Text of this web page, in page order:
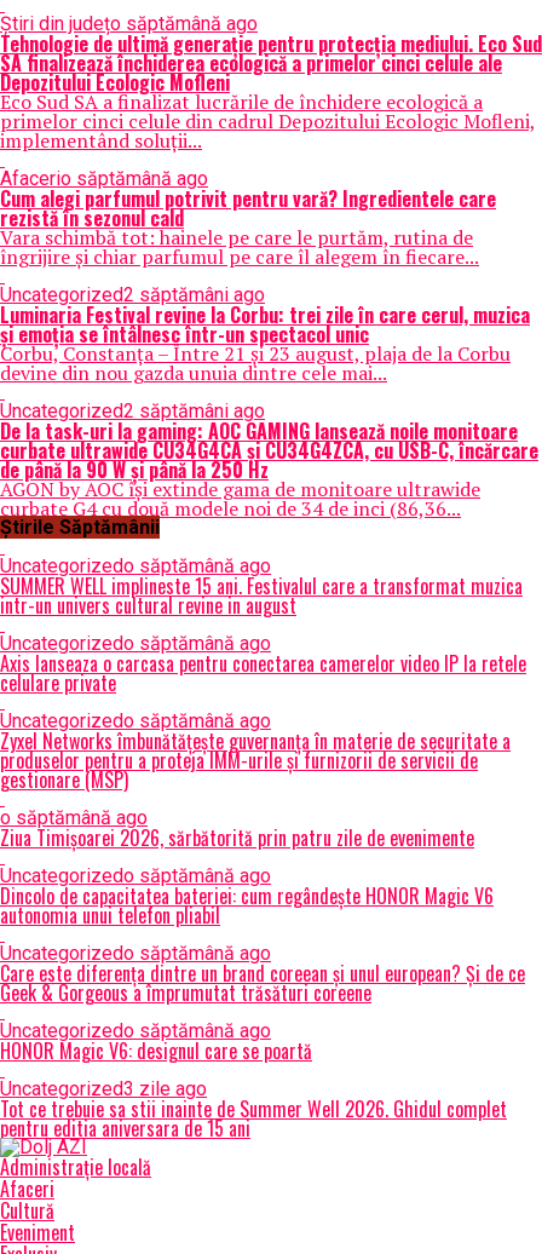
Știri din județo săptămână ago
Tehnologie de ultimă generație pentru protecția mediului. Eco Sud
SA finalizează închiderea ecologică a primelor cinci celule ale
Depozitului Ecologic Mofleni
Eco Sud SA a finalizat lucrările de închidere ecologică a
primelor cinci celule din cadrul Depozitului Ecologic Mofleni,
implementând soluții...
Afacerio săptămână ago
Cum alegi parfumul potrivit pentru vară? Ingredientele care
rezistă în sezonul cald
Vara schimbă tot: hainele pe care le purtăm, rutina de
îngrijire și chiar parfumul pe care îl alegem în fiecare...
Uncategorized2 săptămâni ago
Luminaria Festival revine la Corbu: trei zile în care cerul, muzica
și emoția se întâlnesc într-un spectacol unic
Corbu, Constanța – Între 21 și 23 august, plaja de la Corbu
devine din nou gazda unuia dintre cele mai...
Uncategorized2 săptămâni ago
De la task-uri la gaming: AOC GAMING lansează noile monitoare
curbate ultrawide CU34G4CA și CU34G4ZCA, cu USB-C, încărcare
de până la 90 W și până la 250 Hz
AGON by AOC își extinde gama de monitoare ultrawide
curbate G4 cu două modele noi de 34 de inci (86,36...
Știrile Săptămânii
Uncategorizedo săptămână ago
SUMMER WELL implineste 15 ani. Festivalul care a transformat muzica
intr-un univers cultural revine in august
Uncategorizedo săptămână ago
Axis lanseaza o carcasa pentru conectarea camerelor video IP la retele
celulare private
Uncategorizedo săptămână ago
Zyxel Networks îmbunătățește guvernanța în materie de securitate a
produselor pentru a proteja IMM-urile și furnizorii de servicii de
gestionare (MSP)
o săptămână ago
Ziua Timișoarei 2026, sărbătorită prin patru zile de evenimente
Uncategorizedo săptămână ago
Dincolo de capacitatea bateriei: cum regândește HONOR Magic V6
autonomia unui telefon pliabil
Uncategorizedo săptămână ago
Care este diferența dintre un brand coreean și unul european? Și de ce
Geek & Gorgeous a împrumutat trăsături coreene
Uncategorizedo săptămână ago
HONOR Magic V6: designul care se poartă
Uncategorized3 zile ago
Tot ce trebuie sa stii inainte de Summer Well 2026. Ghidul complet
pentru editia aniversara de 15 ani
Administrație locală
Afaceri
Cultură
Eveniment